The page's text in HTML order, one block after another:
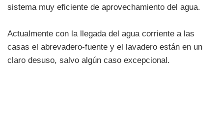
sistema muy eficiente de aprovechamiento del agua.
Actualmente con la llegada del agua corriente a las
casas el abrevadero-fuente y el lavadero están en un
claro desuso, salvo algún caso excepcional.